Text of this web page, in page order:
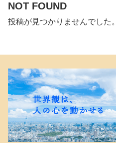
NOT FOUND
投稿が見つかりませんでした。